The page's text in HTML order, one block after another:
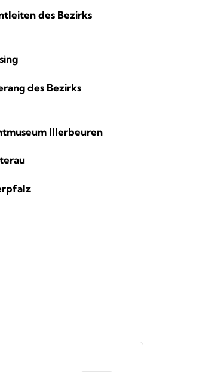
des Bezirks
des Bezirks
Illerbeuren